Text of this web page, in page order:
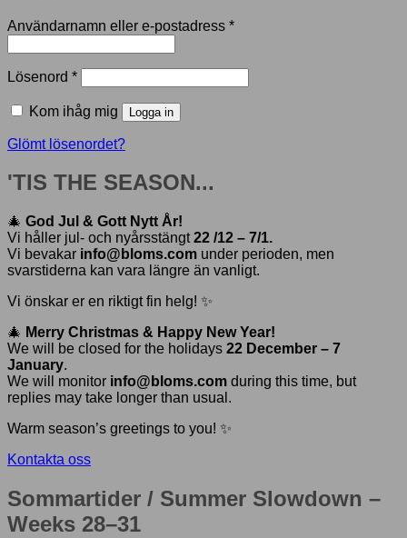
Användarnamn eller e-postadress *Obligatoriskt
Lösenord *Obligatoriskt
Kom ihåg mig Logga in
Glömt lösenordet?
'TIS THE SEASON...
🎄 God Jul & Gott Nytt År!
Vi håller jul- och nyårsstängt22 /12 – 7/1.
Vi bevakar info@bloms.com under perioden, men
svarstiderna kan vara längre än vanligt.
Vi önskar er en riktigt fin helg! ✨
🎄 Merry Christmas & Happy New Year!
We will be closed for the holidays 22 December – 7
January.
We will monitor info@bloms.com during this time, but
replies may take longer than usual.
Warm season’s greetings to you! ✨
Kontakta oss
Sommartider / Summer Slowdown –
Weeks 28–31